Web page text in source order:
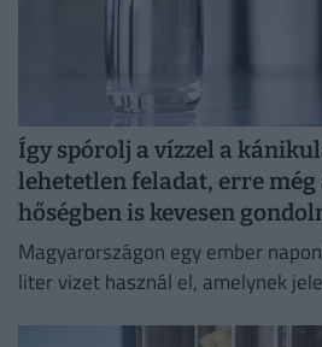
Így spórolj a vízzel a
lehetetlen feladat, erre még
hőségben is kevesen
Magyarországon egy ember
liter vizet használ el, amelynek